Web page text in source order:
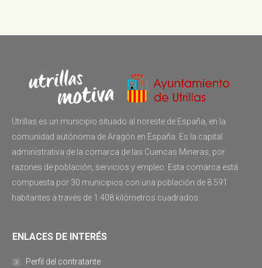
Utrillas es un municipio situado al noreste de España, en la
comunidad autónoma de Aragón en España. Es la capital
administrativa de la comarca de las Cuencas Mineras, por
razones de población, servicios y empleo. Esta comarca está
compuesta por 30 municipios con una población de 8.591
habitantes a través de 1.408 kilómetros cuadrados.
ENLACES DE INTERÉS
Perfil del contratante